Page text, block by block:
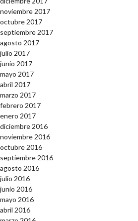
noviembre 2017
octubre 2017
septiembre 2017
agosto 2017
julio 2017
junio 2017
mayo 2017
abril 2017
marzo 2017
febrero 2017
enero 2017
diciembre 2016
noviembre 2016
octubre 2016
septiembre 2016
agosto 2016
julio 2016
junio 2016
mayo 2016
abril 2016